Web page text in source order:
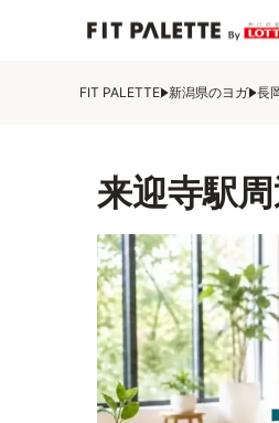
FIT PALETTE 新潟県のヨガ 長
来迎寺駅